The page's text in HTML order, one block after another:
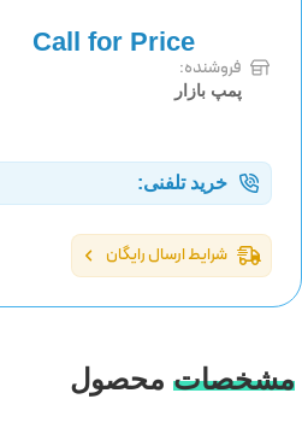
فروشنده:
پمپ بازار
خرید تلفنی:
شرایط ارسال رایگان
مشخصات محصول